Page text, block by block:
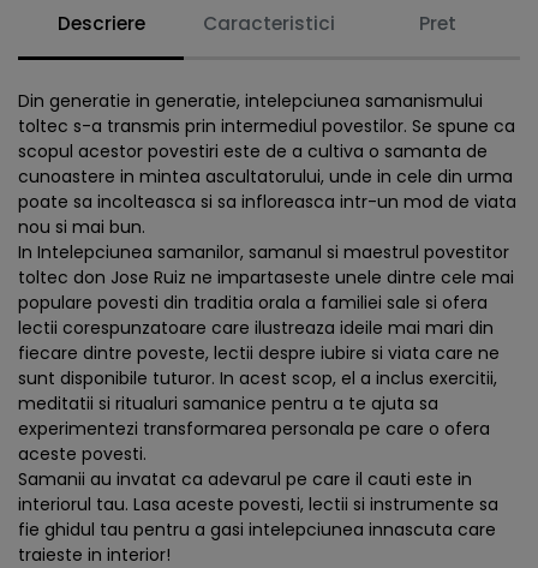
Descriere Caracteristici Pret
Din generatie in generatie, intelepciunea samanismului
toltec s-a transmis prin intermediul povestilor. Se spune ca
scopul acestor povestiri este de a cultiva o samanta de
cunoastere in mintea ascultatorului, unde in cele din urma
poate sa incolteasca si sa infloreasca intr-un mod de viata
nou si mai bun.
In Intelepciunea samanilor, samanul si maestrul povestitor
toltec don Jose Ruiz ne impartaseste unele dintre cele mai
populare povesti din traditia orala a familiei sale si ofera
lectii corespunzatoare care ilustreaza ideile mai mari din
fiecare dintre poveste, lectii despre iubire si viata care ne
sunt disponibile tuturor. In acest scop, el a inclus exercitii,
meditatii si ritualuri samanice pentru a te ajuta sa
experimentezi transformarea personala pe care o ofera
aceste povesti.
Samanii au invatat ca adevarul pe care il cauti este in
interiorul tau. Lasa aceste povesti, lectii si instrumente sa
fie ghidul tau pentru a gasi intelepciunea innascuta care
traieste in interior!